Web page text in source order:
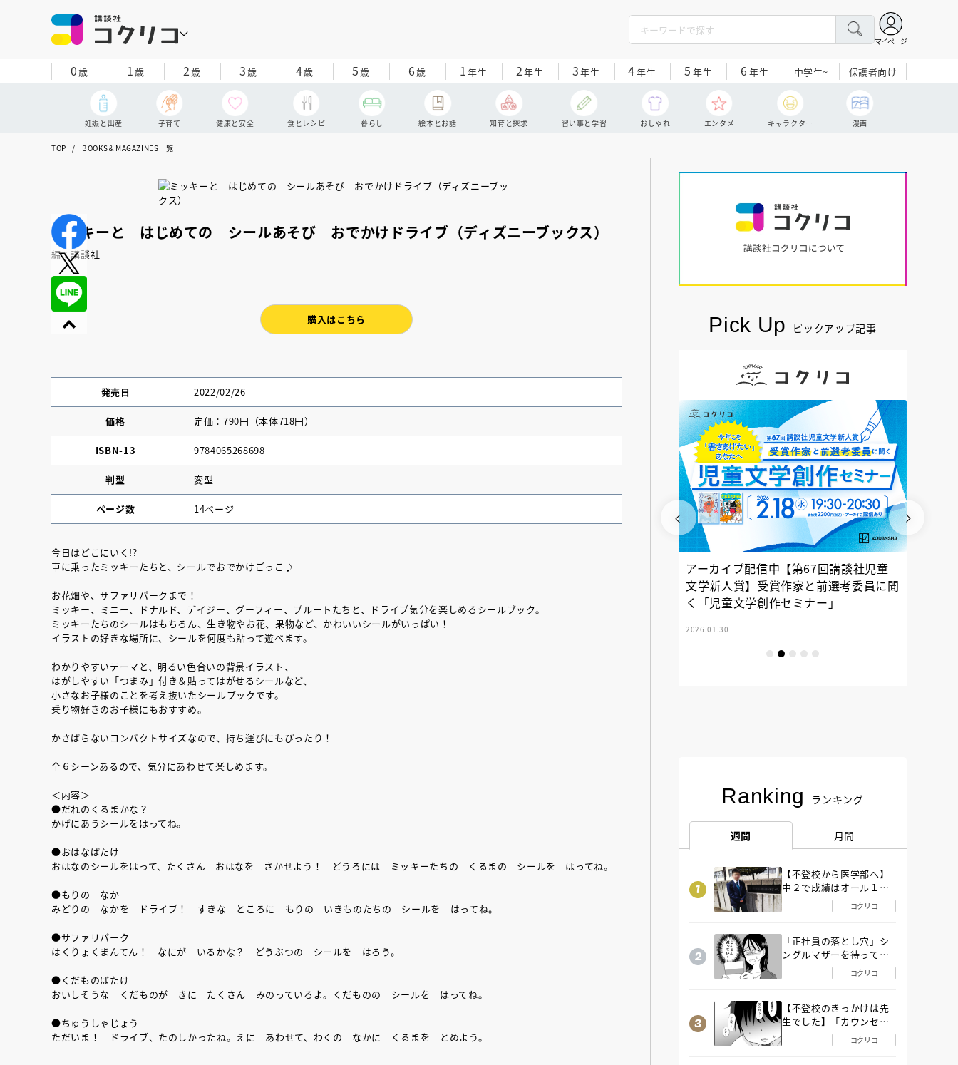
マイページ
0歳 1歳 2歳 3歳 4歳 5歳 6歳 1年生 2年生 3年生 4年生 5 年生 6年生 中学生~ 保護者向け
妊娠と出産 子育て 健康と安全 食とレシピ 暮らし 絵本とお話 知育と探求 習い事と学習 おしゃれ エンタメ キャラクター 漫画
TOP BOOKS＆MAGAZINES一覧
ミッキーと はじめての シールあそび おでかけドライブ（ディズニーブックス）
編：講談社
購入はこちら
発売日 2022/02/26
価格 定価：790円（本体718円）
ISBN-13 9784065268698
判型 変型
ページ数 14ページ
今日はどこにいく!?
車に乗ったミッキーたちと、シールでおでかけごっこ♪
お花畑や、サファリパークまで！
ミッキー、ミニー、ドナルド、デイジー、グーフィー、プルートたちと、ドライブ気分を楽しめるシールブック。
ミッキーたちのシールはもちろん、生き物やお花、果物など、かわいいシールがいっぱい！
イラストの好きな場所に、シールを何度も貼って遊べます。
わかりやすいテーマと、明るい色合いの背景イラスト、
はがしやすい「つまみ」付き＆貼ってはがせるシールなど、
小さなお子様のことを考え抜いたシールブックです。
乗り物好きのお子様にもおすすめ。
かさばらないコンパクトサイズなので、持ち運びにもぴったり！
全６シーンあるので、気分にあわせて楽しめます。
＜内容＞
●だれのくるまかな？
かげにあうシールをはってね。
●おはなばたけ
おはなのシールをはって、たくさん おはなを さかせよう！ どうろには ミッキーたちの くるまの シールを はってね。
●もりの なか
みどりの なかを ドライブ！ すきな ところに もりの いきものたちの シールを はってね。
●サファリパーク
はくりょくまんてん！ なにが いるかな？ どうぶつの シールを はろう。
●くだものばたけ
おいしそうな くだものが きに たくさん みのっているよ。くだものの シールを はってね。
●ちゅうしゃじょう
ただいま！ ドライブ、たのしかったね。えに あわせて、わくの なかに くるまを とめよう。
Pick Up ピックアップ記事
『NO.６再会』（あさのあつこ）特設サ
2025.02.17
アーカイブ配信中【第67回講談社児童
文学新人賞】受賞作家と前選考委員に聞
く「児童文学創作セミナー」
2026.01.30
Ranking ランキング
週間 月間
【不登校から医学部へ】
中２で成績はオール１
「昼夜逆転」したわが子
を”夜遊び”に連れ出した
コクリコ
「正社員の落とし穴」シ
ングルマザーを待ってい
た“魔の２年間”【後編】
コクリコ
【不登校のきっかけは先
生でした】「カウンセリ
ングの時間」生徒の情報
をバラしたのは…《第２
コクリコ